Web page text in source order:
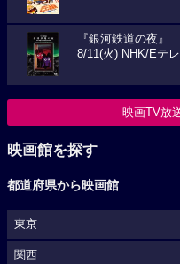
『銀河鉄道の夜』
8/11(火) NHK/Eテ
映画TV放
映画館を探す
都道府県から映画館
東京
関西